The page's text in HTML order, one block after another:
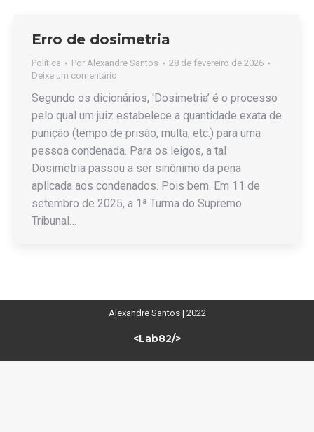
Erro de dosimetria
Política Por Alexandre Santos
28 de fevereiro de 2026
Deixe um comentário
Segundo os dicionários, ‘Dosimetria’ é o processo
pelo qual um juiz estabelece a quantidade exata de
punição (tempo de prisão, multa, etc.) para uma
pessoa condenada. Para os leigos, a tal
Dosimetria passou a ser sinônimo da pena
aplicada aos condenados. Pois bem. Em 11 de
setembro de 2025, a 1ª Turma do Supremo
Tribunal…
Alexandre Santos | 2022
<Lab82/>